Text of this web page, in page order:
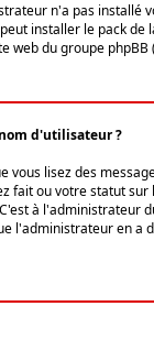
n'a pas
installer le pack
du groupe phpBB
d'utilisateur ?
lisez des
fait ou votre statut
à
l'administrateur en